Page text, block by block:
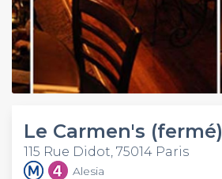
Le Carmen's (fermé)
115 Rue Didot, 75014 Paris
Alesia